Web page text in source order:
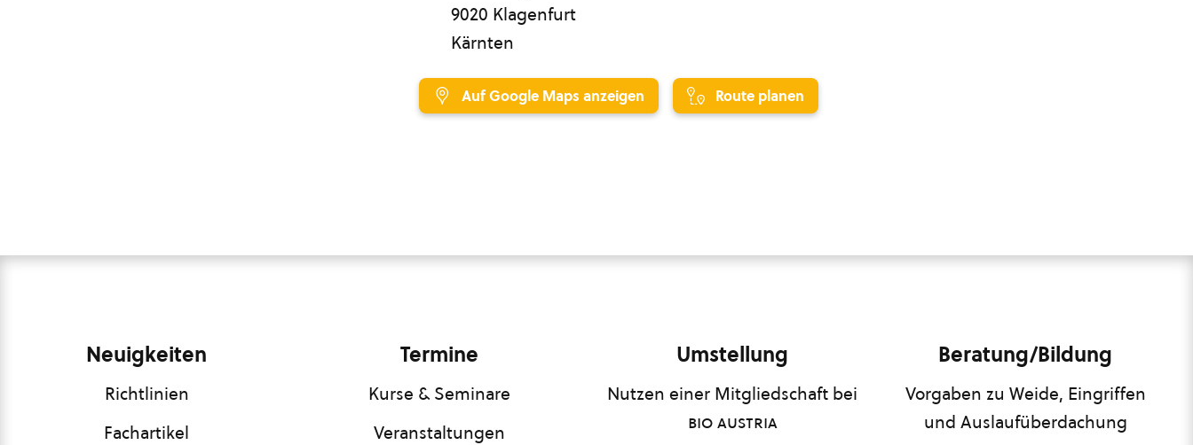
9020 Klagenfurt
Kärnten
Auf Google Maps anzeigen Route planen
Neuigkeiten
Richtlinien
Fachartikel
Termine
Kurse & Seminare
Veranstaltungen
Umstellung
Nutzen einer Mitgliedschaft bei
bio austria
Beratung/Bildung
Vorgaben zu Weide, Eingriffen
und Auslaufüberdachung